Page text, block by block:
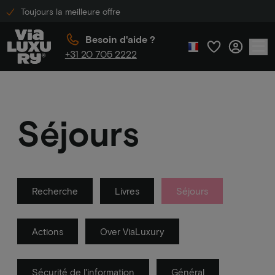
Toujours la meilleure offre
Besoin d'aide ?
+31 20 705 2222
Séjours
Recherche Livres Séjours
Actions Over ViaLuxury
Sécurité de l'information Général